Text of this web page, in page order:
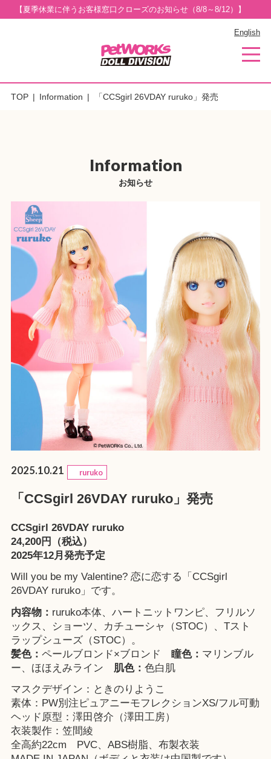
【夏季休業に伴うお客様窓口クローズのお知らせ（8/8～8/12）】
English
TOP Information 「CCSgirl 26VDAY ruruko」発売
Information
お知らせ
2025.10.21 ruruko
「CCSgirl 26VDAY ruruko」発売
CCSgirl 26VDAY ruruko
24,200円（税込）
2025年12月発売予定
Will you be my Valentine? 恋に恋する「CCSgirl
26VDAY ruruko」です。
内容物： ruruko本体、ハートニットワンピ、フリルソ
ックス、ショーツ、カチューシャ（STOC）、Tスト
ラップシューズ（STOC）。
髪色： ペールブロンド×ブロンド 瞳色： マリンブル
ー、ほほえみライン 肌色： 色白肌
マスクデザイン：ときのりようこ
素体：PW別注ピュアニーモフレクションXS/フル可動
ヘッド原型：澤田啓介（澤田工房）
衣装製作：笠間綾
全高約22cm PVC、ABS樹脂、布製衣装